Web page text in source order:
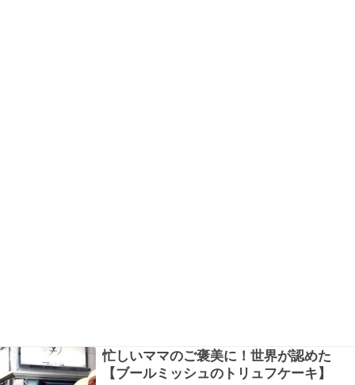
忙しいママのご褒美に！世界が認めた
【ブールミッシュのトリュフケーキ】